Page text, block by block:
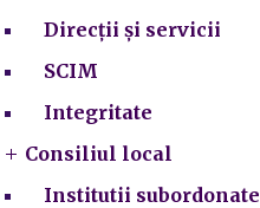
Direcții și servicii
SCIM
Integritate
Consiliul local
Institutii subordonate